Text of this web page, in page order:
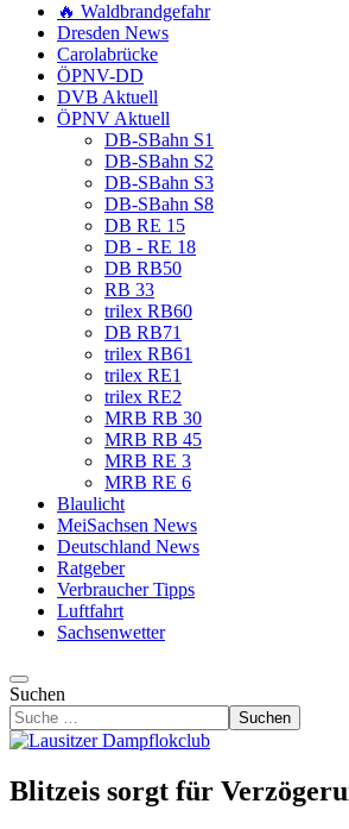
🔥 Waldbrandgefahr
Dresden News
Carolabrücke
ÖPNV-DD
DVB Aktuell
ÖPNV Aktuell
DB-SBahn S1
DB-SBahn S2
DB-SBahn S3
DB-SBahn S8
DB RE 15
DB - RE 18
DB RB50
RB 33
trilex RB60
DB RB71
trilex RB61
trilex RE1
trilex RE2
MRB RB 30
MRB RB 45
MRB RE 3
MRB RE 6
Blaulicht
MeiSachsen News
Deutschland News
Ratgeber
Verbraucher Tipps
Luftfahrt
Sachsenwetter
Suchen
Suchen
Blitzeis sorgt für